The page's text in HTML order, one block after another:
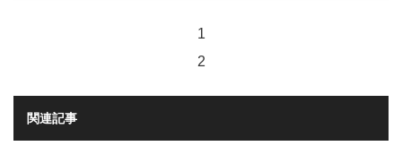
1
2
関連記事